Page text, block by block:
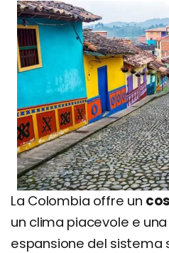
La Colombia offre un
un clima piacevole e
espansione del